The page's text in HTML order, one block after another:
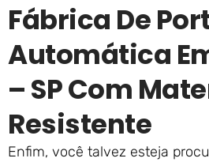
Fábrica De
Automática
– SP Com
Resistente
Enfim, você talvez esteja